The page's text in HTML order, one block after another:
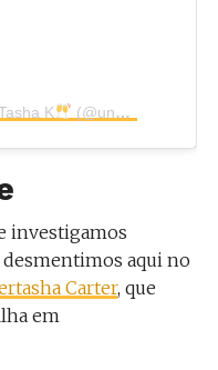
K (@unwinewithtashak)
investigamos
desmentimos aqui no
Carter, que
em